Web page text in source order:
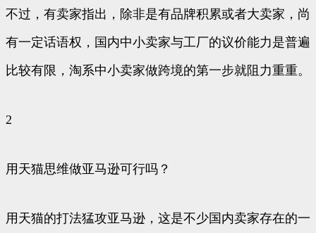
不过，有卖家指出，除非是有品牌积累或者大卖家，尚
有一定话语权，国内中小卖家与工厂的议价能力是普遍
比较有限，淘系中小卖家做跨境的第一步就阻力重重。
2
用天猫思维做亚马逊可行吗？
用天猫的打法猛攻亚马逊，这是不少国内卖家存在的一